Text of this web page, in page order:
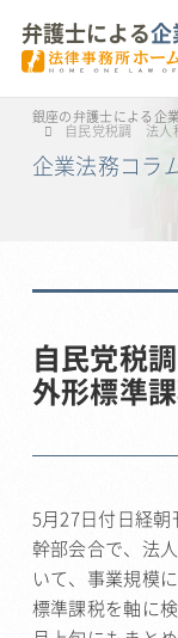
弁護士による企
銀座の弁護士による企
自民党税調 法人
企業法務コラ
自民党税
外形標準
5月27日付日経
幹部会合で、法
いて、事業規模
標準課税を軸に